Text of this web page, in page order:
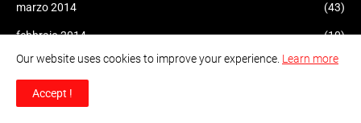
marzo 2014 (43)
febbraio 2014 (10)
gennaio 2014 (6)
dicembre 2013
Our website uses cookies to improve your experience. Learn more
Accept !